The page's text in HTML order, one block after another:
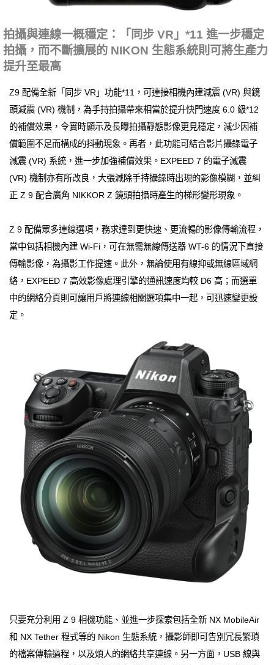
拍攝與連線一概穩定：「同步 VR」*11 進一步穩定
拍攝，而不斷擴展的 NIKON 生態系統則可將生產力
提升至最高
Z9 配備全新「同步 VR」功能*11，可連接相機內建減震 (VR) 與鏡
頭減震 (VR) 機制，為手持拍攝帶來相當於提升快門速度 6.0 級*12
的補償效果，令實時顯示及長曝拍攝靜態影像更見穩定，減少因補
償範圍不足而構成的抖動現象。再者，此功能可結合影片攝錄電子
減震 (VR) 系統，進一步加強補償效果。EXPEED 7 的電子減震
(VR) 機制亦有所改良，大張減除手持攝錄時出現的影像模糊，並糾
正 Z 9 配合廣角 NIKKOR Z 鏡頭拍攝時產生的梯形變形現象。
Z 9 配備眾多連線選項，務求達到更快速、更流暢的影像傳輸流程，
當中包括相機內建 Wi-Fi，可在無需無線傳送器 WT-6 的情況下直接
傳輸影像，為攝影工作提速。此外，無論使用有線抑或無線區域網
絡，EXPEED 7 高效影像處理引擎的通訊速度均較 D6 高；而選單
中的網絡分頁則可讓用戶將連線相關選項集中一起，可迅速變更設
定。
只要充分利用 Z 9 相機功能、並進一步探索包括全新 NX MobileAir
和 NX Tether 程式等的 Nikon 生態系統，攝影師即可告別冗長繁瑣
的檔案傳輸過程，以及煩人的網絡共享連線。另一方面，USB 線與